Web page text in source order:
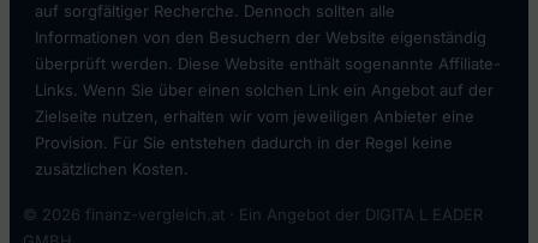
auf sorgfältiger Recherche. Dennoch sollten alle
Informationen von den Besuchern der Website eigenständig
überprüft werden. Diese Website enthält sogenannte Affiliate-
Links. Wenn Sie über einen solchen Link ein Angebot auf der
Zielseite nutzen, erhalten wir vom jeweiligen Anbieter eine
Provision. Für Sie entstehen dadurch in der Regel keine
zusätzlichen Kosten.
© 2026 finanz-vergleich.at · Ein Angebot der DIGITA L EADER